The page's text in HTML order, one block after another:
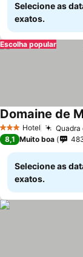
Selecione as
exatos.
Escolha popular
3 EstrelasHotel Quadra
Domaine de
8,1 Muito boa
Selecione as
exatos.